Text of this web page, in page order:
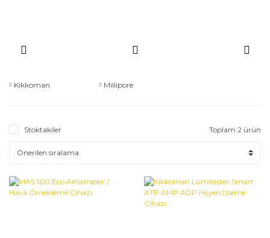
Kikkoman Millipore
Stoktakiler Toplam 2 ürün